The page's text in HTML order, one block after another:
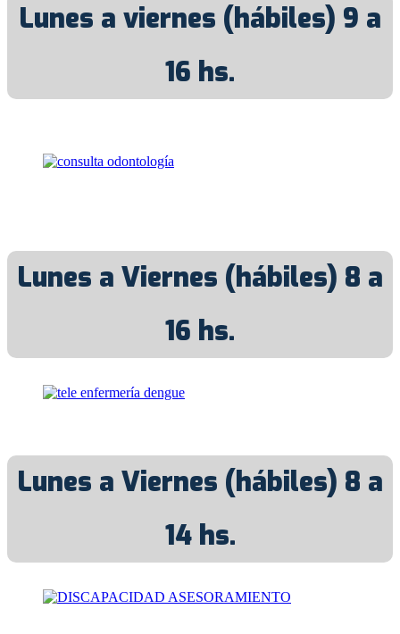
Lunes a viernes (hábiles) 9 a
16 hs.
Lunes a Viernes (hábiles) 8 a
16 hs.
Lunes a Viernes (hábiles) 8 a
14 hs.